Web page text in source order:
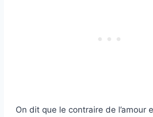
On dit que le contraire de l’amour